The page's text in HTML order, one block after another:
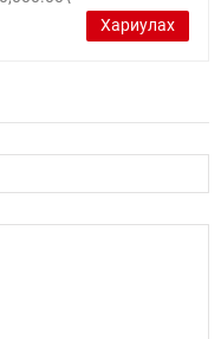
Хариулах